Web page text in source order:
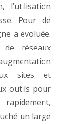
l’utilisation
Pour de
a évoluée.
de réseaux
sites et
outils pour
un large